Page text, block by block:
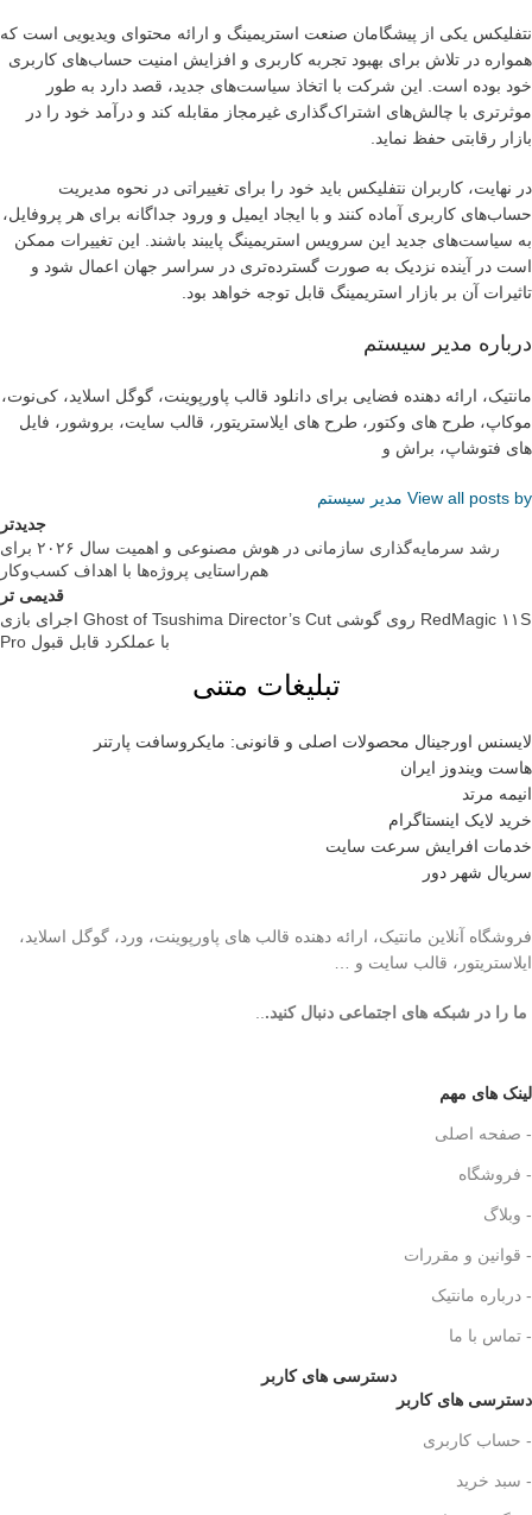
نتفلیکس یکی از پیشگامان صنعت استریمینگ و ارائه محتوای ویدیویی است که
همواره در تلاش برای بهبود تجربه کاربری و افزایش امنیت حساب‌های کاربری
خود بوده است. این شرکت با اتخاذ سیاست‌های جدید، قصد دارد به طور
موثرتری با چالش‌های اشتراک‌گذاری غیرمجاز مقابله کند و درآمد خود را در
بازار رقابتی حفظ نماید.
در نهایت، کاربران نتفلیکس باید خود را برای تغییراتی در نحوه مدیریت
حساب‌های کاربری آماده کنند و با ایجاد ایمیل و ورود جداگانه برای هر پروفایل،
به سیاست‌های جدید این سرویس استریمینگ پایبند باشند. این تغییرات ممکن
است در آینده نزدیک به صورت گسترده‌تری در سراسر جهان اعمال شود و
تاثیرات آن بر بازار استریمینگ قابل توجه خواهد بود.
درباره مدیر سیستم
مانتیک، ارائه دهنده فضایی برای دانلود قالب پاورپوینت، گوگل اسلاید، کی‌نوت،
موکاپ، طرح های وکتور، طرح های ایلاستریتور، قالب سایت، بروشور، فایل
های فتوشاپ، براش و
View all posts by مدیر سیستم
جدیدتر
رشد سرمایه‌گذاری سازمانی در هوش مصنوعی و اهمیت سال ۲۰۲۶ برای
هم‌راستایی پروژه‌ها با اهداف کسب‌وکار
قدیمی تر
اجرای بازی Ghost of Tsushima Director’s Cut روی گوشی RedMagic ۱۱S
Pro با عملکرد قابل قبول
تبلیغات متنی
لایسنس اورجینال محصولات اصلی و قانونی: مایکروسافت پارتنر
هاست ویندوز ایران
انیمه مرتد
خرید لایک اینستاگرام
خدمات افرایش سرعت سایت
سریال شهر دور
فروشگاه آنلاین مانتیک، ارائه دهنده قالب های پاورپوینت، ورد، گوگل اسلاید،
ایلاستریتور، قالب سایت و …
ما را در شبکه های اجتماعی دنبال کنید...
لینک های مهم
- صفحه اصلی
- فروشگاه
- وبلاگ
- قوانین و مقررات
- درباره مانتیک
- تماس با ما
دسترسی های کاربر
دسترسی های کاربر
- حساب کاربری
- سبد خرید